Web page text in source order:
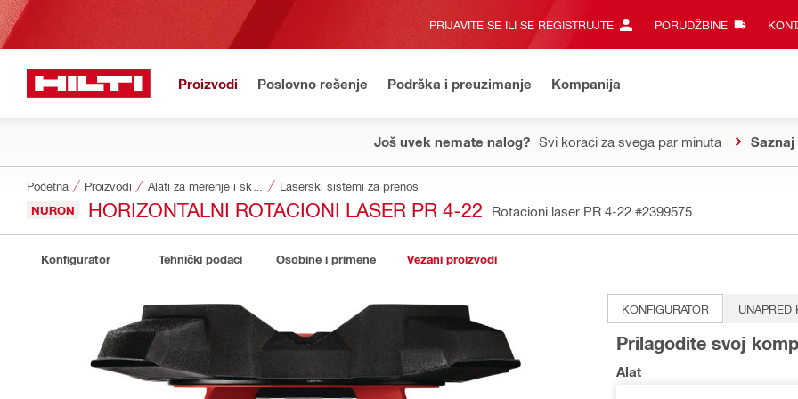
PRIJAVITE SE ILI SE REGISTRUJTE PORUDŽBINE
Proizvodi Poslovno rešenje Podrška i preuzimanje Kompanija
Još uvek nemate nalog? Svi koraci za svega par minuta Saznaj
Početna Proizvodi Laserski sistemi za prenos
NURON HORIZONTALNI ROTACIONI LASER PR 4-22 Rotacioni laser PR 4-22 #2399575
Konfigurator Tehnički podaci Osobine i primene Vezani proizvodi
KONFIGURATOR UNAPRED
Prilagodite svoj
Alat